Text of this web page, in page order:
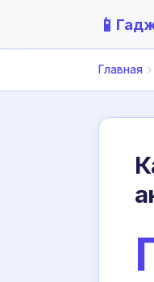
📱
Главная ›